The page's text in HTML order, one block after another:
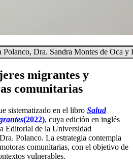
Dra. Sandra Montes de Oca y
migrantes y
comunitarias
sistematizado en el libro Salud
(2022), cuya edición en inglés
Editorial de la Universidad
Polanco. La estrategia contempla
comunitarias, con el objetivo de
vulnerables.